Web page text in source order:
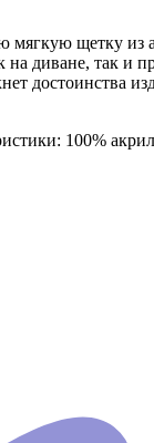
щетку
диване, так и
100%